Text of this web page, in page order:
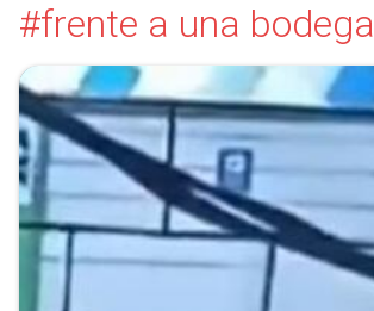
#frente a una bodega